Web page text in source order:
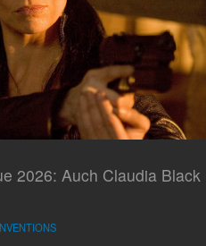
2026: Auch Claudia Black